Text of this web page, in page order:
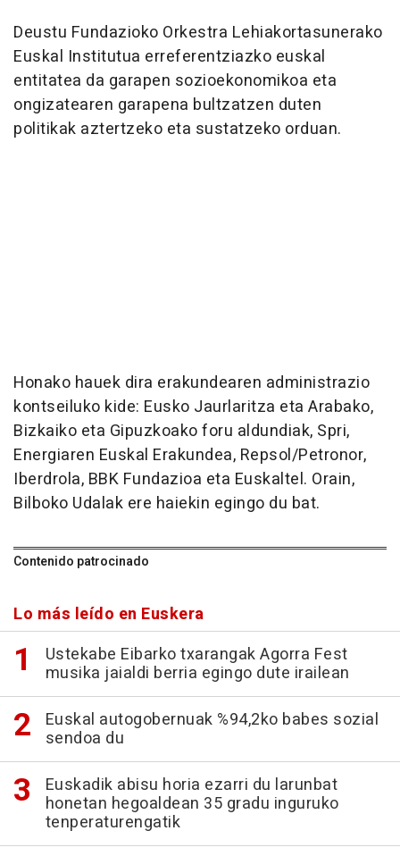
Deustu Fundazioko Orkestra Lehiakortasunerako
Euskal Institutua erreferentziazko euskal
entitatea da garapen sozioekonomikoa eta
ongizatearen garapena bultzatzen duten
politikak aztertzeko eta sustatzeko orduan.
Honako hauek dira erakundearen administrazio
kontseiluko kide: Eusko Jaurlaritza eta Arabako,
Bizkaiko eta Gipuzkoako foru aldundiak, Spri,
Energiaren Euskal Erakundea, Repsol/Petronor,
Iberdrola, BBK Fundazioa eta Euskaltel. Orain,
Bilboko Udalak ere haiekin egingo du bat.
Contenido patrocinado
Lo más leído en Euskera
Ustekabe Eibarko txarangak Agorra Fest
musika jaialdi berria egingo dute irailean
Euskal autogobernuak %94,2ko babes sozial
sendoa du
Euskadik abisu horia ezarri du larunbat
honetan hegoaldean 35 gradu inguruko
tenperaturengatik